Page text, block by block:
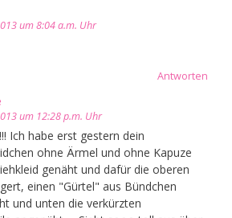
um 8:04 a.m. Uhr
Antworten
um 12:28 p.m. Uhr
Ich habe erst gestern dein
ohne Ärmel und ohne Kapuze
genäht und dafür die oberen
einen "Gürtel" aus Bündchen
und unten die verkürzten